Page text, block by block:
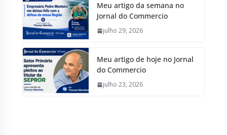
Meu artigo da semana no
Jornal do Commercio
julho 29, 2026
Meu artigo de hoje no Jornal
do Commercio
julho 23, 2026